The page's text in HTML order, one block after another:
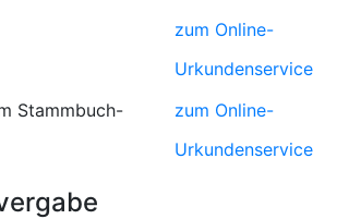
zum Online-
Urkundenservice
Stammbuch-
zum Online-
Urkundenservice